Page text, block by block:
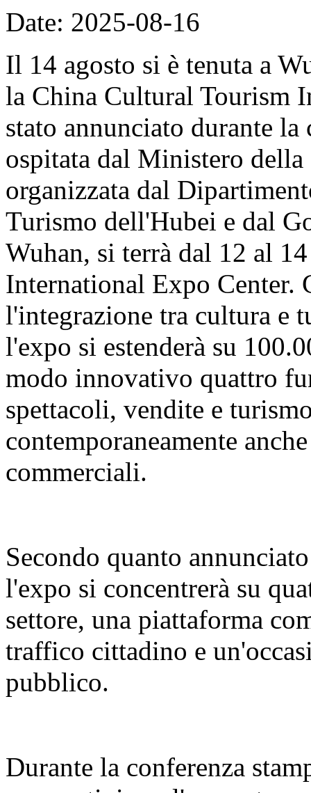
Date: 2025-08-16
Il 14 agosto si è tenuta a
la China Cultural Tourism
stato annunciato durante
ospitata dal Ministero
organizzata dal
Turismo dell'Hubei e dal
Wuhan, si terrà dal 12 al
International Expo
l'integrazione tra cultura e
l'expo si estenderà su
modo innovativo quattro
spettacoli, vendite e
contemporaneamente
commerciali.
Secondo quanto
l'expo si concentrerà su
settore, una piattaforma
traffico cittadino e
pubblico.
Durante la conferenza